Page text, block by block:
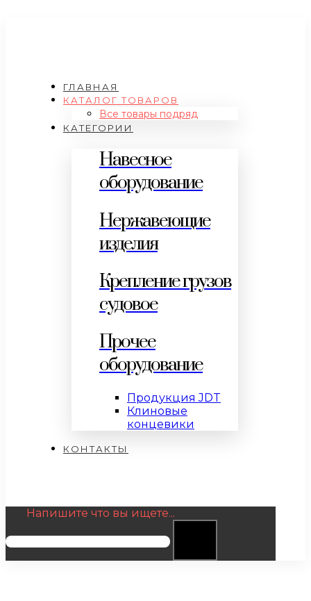
ГЛАВНАЯ
КАТАЛОГ ТОВАРОВ
Все товары подряд
КАТЕГОРИИ
Навесное
оборудование
Нержавеющие
изделия
Крепление грузов
судовое
Прочее
оборудование
Продукция JDT
Клиновые
концевики
КОНТАКТЫ
Напишите что вы ищете...